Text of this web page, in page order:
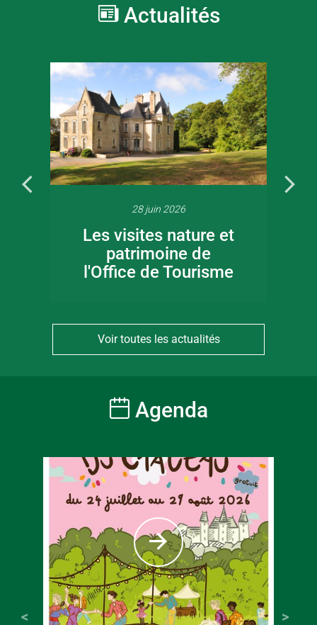
Actualités
28 juin 2026
Les visites nature et
patrimoine de
l'Office de Tourisme
Voir toutes les actualités
Agenda